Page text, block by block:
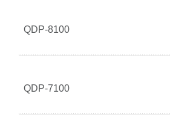
QDP-8100
QDP-7100